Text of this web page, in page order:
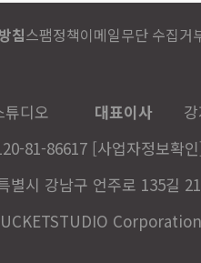
침스팸정책이메일무단 수집거
튜디오 대표이사
81-86617 [사업자정보확
별시 강남구 언주로 135길 21